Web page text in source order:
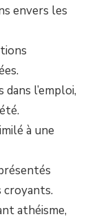
envers les
l’emploi,
à une
croyants.
athéisme,